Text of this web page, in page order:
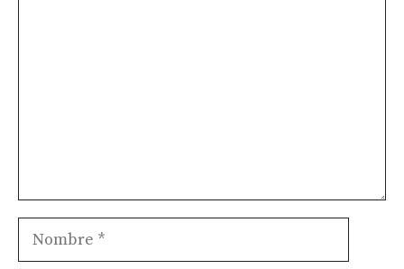
Nombre